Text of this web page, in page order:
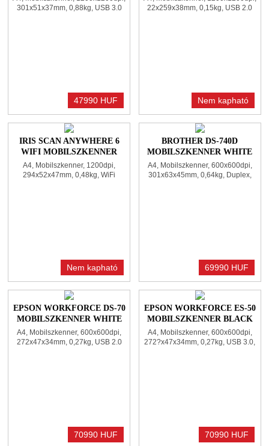
301x51x37mm, 0,88kg, USB 3.0
47990 HUF
22x259x38mm, 0,15kg, USB 2.0
Nem kapható
IRIS SCAN ANYWHERE 6
WIFI MOBILSZKENNER
BLACK
A4, Mobilszkenner, 1200dpi,
294x52x47mm, 0,48kg, WiFi
Nem kapható
BROTHER DS-740D
MOBILSZKENNER WHITE
A4, Mobilszkenner, 600x600dpi,
301x63x45mm, 0,64kg, Duplex,
69990 HUF
EPSON WORKFORCE DS-70
MOBILSZKENNER WHITE
A4, Mobilszkenner, 600x600dpi,
272x47x34mm, 0,27kg, USB 2.0
70990 HUF
EPSON WORKFORCE ES-50
MOBILSZKENNER BLACK
A4, Mobilszkenner, 600x600dpi,
272?x47x34mm, 0,27kg, USB 3.0,
70990 HUF